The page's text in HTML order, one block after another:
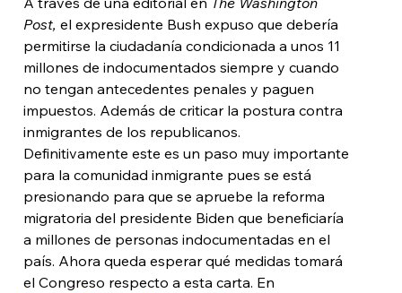
Post, el expresidente Bush expuso que debería
permitirse la ciudadanía condicionada a unos 11
millones de indocumentados siempre y cuando
no tengan antecedentes penales y paguen
impuestos. Además de criticar la postura contra
inmigrantes de los republicanos.
Definitivamente este es un paso muy importante
para la comunidad inmigrante pues se está
presionando para que se apruebe la reforma
migratoria del presidente Biden que beneficiaría
a millones de personas indocumentadas en el
país. Ahora queda esperar qué medidas tomará
el Congreso respecto a esta carta. En